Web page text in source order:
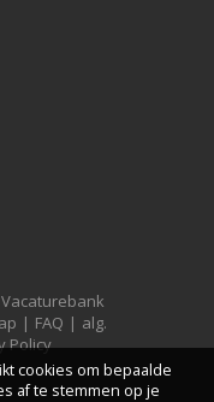
| FAQ | alg.
Policy
cookies om bepaalde
af te stemmen op je